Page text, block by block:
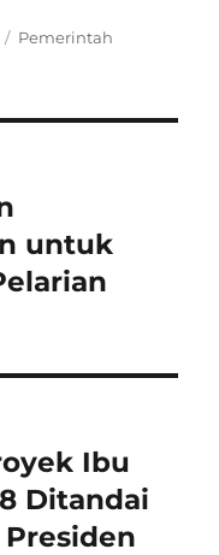
Categories
Pemerintah
untuk
Ibu
Ditandai